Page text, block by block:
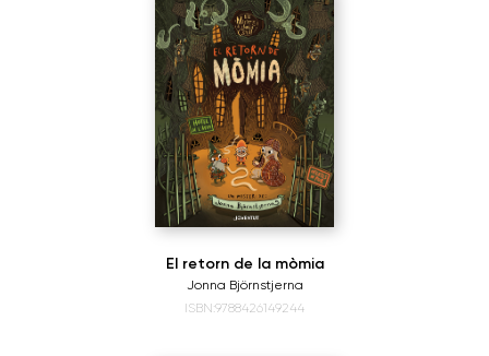
El retorn de la mòmia
Jonna Björnstjerna
ISBN:9788426149244